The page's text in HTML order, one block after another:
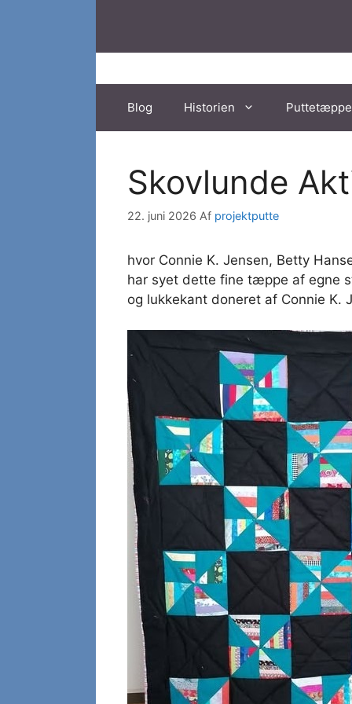
Blog Historien
Skovlunde
22. juni 2026 Af projektputte
hvor Connie K. Jensen, Betty
har syet dette fine tæppe af egne
og lukkekant doneret af Connie K.